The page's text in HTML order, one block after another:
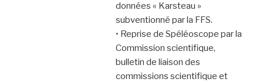
données « Karsteau »
subventionné par la FFS.
• Reprise de Spéléoscope par la
Commission scientifique,
bulletin de liaison des
commissions scientifique et